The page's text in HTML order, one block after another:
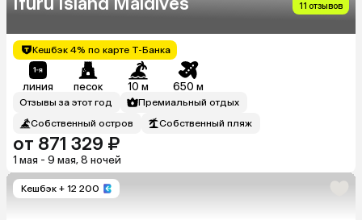
11 отзывов
Кешбэк 4% по карте Т-Банка
линия песок 10 м 650 м
Отзывы за этот год
Премиальный отдых
Собственный остров
Собственный пляж
от 871 329 ₽
1 мая - 9 мая, 8 ночей
Кешбэк + 12 200